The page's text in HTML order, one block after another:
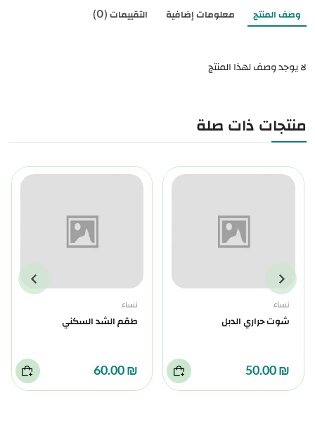
وصف المنتج معلومات إضافية التقييمات (0)
لا يوجد وصف لهذا المنتج
منتجات ذات صلة
نساء
شوت حراري الدبل
₪ 50.00
نساء
طقم الشد السكني
₪ 60.00